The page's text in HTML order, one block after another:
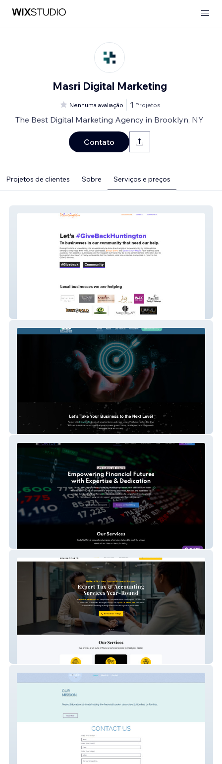
Masri Digital Marketing
Nenhuma avaliação 1 Projetos
The Best Digital Marketing Agency in Brooklyn, NY
Contato
Projetos de clientes Sobre Serviços e preços
GIVE BACK HUNTINGTON
Initialize Biz